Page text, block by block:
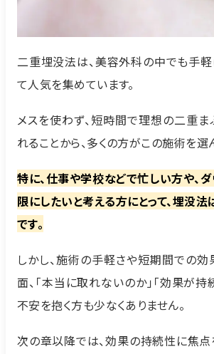
二重埋没法は、美容外科の中でも手
て人気を集めています。
メスを使わず、短時間で理想の二重
れることから、多くの方がこの施術を選
特に、仕事や学校などで忙しい方や、
限にしたいと考える方にとって、埋没
です。
しかし、施術の手軽さや短期間での
面、「本当に取れないのか」「効果が持
不安を抱く方も少なくありません。
次の章以降では、効果の持続性に焦